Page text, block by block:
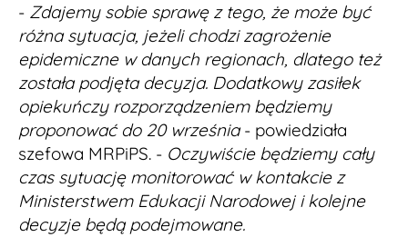
- Zdajemy sobie sprawę z tego, że może być
różna sytuacja, jeżeli chodzi zagrożenie
epidemiczne w danych regionach, dlatego też
została podjęta decyzja. Dodatkowy zasiłek
opiekuńczy rozporządzeniem będziemy
proponować do 20 września- powiedziała
szefowa MRPiPS. - Oczywiście będziemy cały
czas sytuację monitorować w kontakcie z
Ministerstwem Edukacji Narodowej i kolejne
decyzje będą podejmowane.